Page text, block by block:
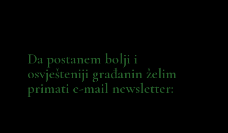
Da postanem bolji i
osvješteniji građanin želim
primati e-mail newsletter: